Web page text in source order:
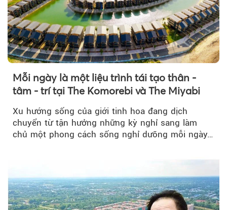
Mỗi ngày là một liệu trình tái tạo thân -
tâm - trí tại The Komorebi và The Miyabi
Xu hướng sống của giới tinh hoa đang dịch
chuyển từ tận hưởng những kỳ nghỉ sang làm
chủ một phong cách sống nghỉ dưỡng mỗi ngày…